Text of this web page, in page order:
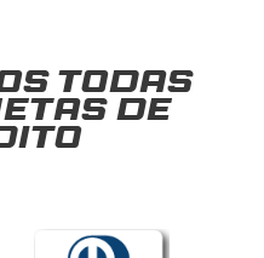
todas
de